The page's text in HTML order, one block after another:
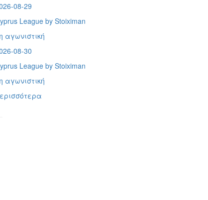
08-29
League by Stoiximan
αγωνιστική
08-30
League by Stoiximan
αγωνιστική